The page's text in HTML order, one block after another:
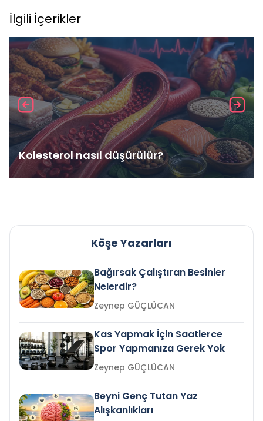
İlgili İçerikler
Kolesterol nasıl düşürülür?
Köşe Yazarları
Bağırsak Çalıştıran Besinler
Nelerdir?
Zeynep GÜÇLÜCAN
Kas Yapmak İçin Saatlerce
Spor Yapmanıza Gerek Yok
Zeynep GÜÇLÜCAN
Beyni Genç Tutan Yaz
Alışkanlıkları